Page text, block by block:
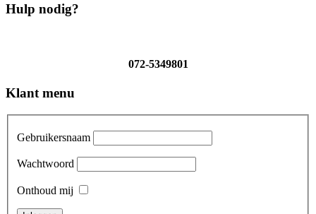
Hulp nodig?
072-5349801
Klant menu
Gebruikersnaam
Wachtwoord
Onthoud mij